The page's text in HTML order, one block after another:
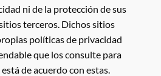
ni de la protección de sus
terceros. Dichos sitios
políticas de privacidad
que los consulte para
de acuerdo con estas.